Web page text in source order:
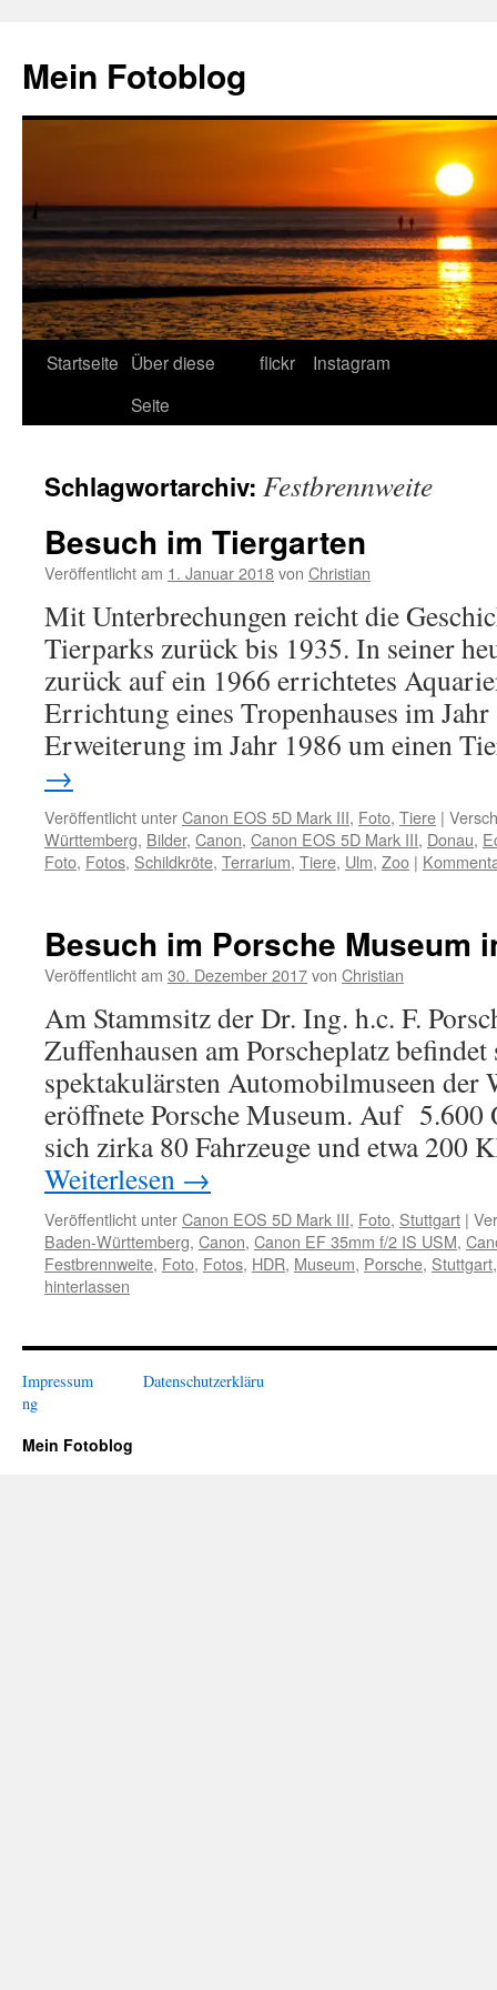
springen
Mein Fotoblog
Startseite Über diese
Seite
flickr Instagram
Schlagwortarchiv: Festbrennweite
Besuch im Tiergarten
Veröffentlicht am 1. Januar 2018von Christian
Mit Unterbrechungen reicht die
Tierparks zurück bis 1935. In seiner
zurück auf ein 1966 errichtetes
Errichtung eines Tropenhauses im
Erweiterung im Jahr 1986 um einen
→
Veröffentlicht unterCanon EOS 5D Mark III, Foto, Tiere |
Württemberg, Bilder, Canon, Canon EOS 5D Mark III, Donau,
Foto, Fotos, Schildkröte, Terrarium, Tiere, Ulm, Zoo |
Besuch im Porsche Museum
Veröffentlicht am 30. Dezember 2017von Christian
Am Stammsitz der Dr. Ing. h.c. F.
Zuffenhausen am Porscheplatz befindet
spektakulärsten Automobilmuseen der
eröffnete Porsche Museum. Auf 5.600
sich zirka 80 Fahrzeuge und etwa 200
Weiterlesen →
Veröffentlicht unterCanon EOS 5D Mark III, Foto, Stuttgart |
Baden-Württemberg, Canon, Canon EF 35mm f/2 IS USM,
Festbrennweite, Foto, Fotos, HDR, Museum, Porsche, Stuttgart
hinterlassen
Impressum
Datenschutzerkläru
ng
Mein Fotoblog